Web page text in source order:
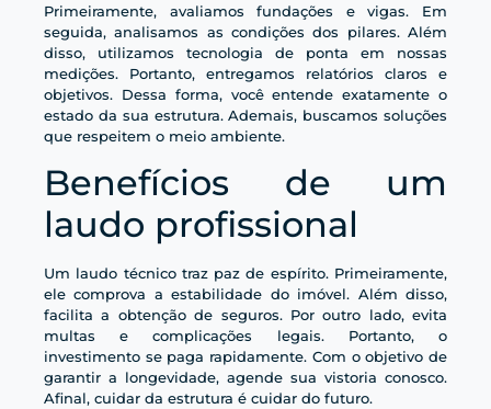
Primeiramente, avaliamos fundações e vigas. Em
seguida, analisamos as condições dos pilares. Além
disso, utilizamos tecnologia de ponta em nossas
medições. Portanto, entregamos relatórios claros e
objetivos. Dessa forma, você entende exatamente o
estado da sua estrutura. Ademais, buscamos soluções
que respeitem o meio ambiente.
Benefícios de um
laudo profissional
Um laudo técnico traz paz de espírito. Primeiramente,
ele comprova a estabilidade do imóvel. Além disso,
facilita a obtenção de seguros. Por outro lado, evita
multas e complicações legais. Portanto, o
investimento se paga rapidamente. Com o objetivo de
garantir a longevidade, agende sua vistoria conosco.
Afinal, cuidar da estrutura é cuidar do futuro.